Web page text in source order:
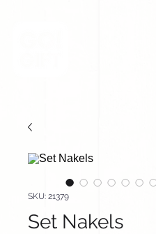
SKU: 21379
Set Nakels